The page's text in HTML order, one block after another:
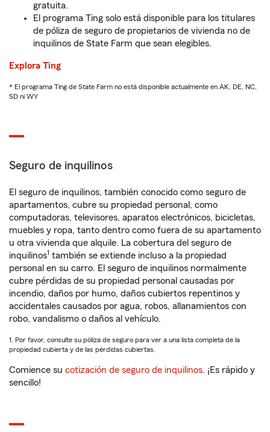
gratuita.
El programa Ting solo está disponible para los titulares
de póliza de seguro de propietarios de vivienda no de
inquilinos de State Farm que sean elegibles.
Explora Ting
* El programa Ting de State Farm no está disponible actualmente en AK, DE, NC,
SD ni WY
Seguro de inquilinos
El seguro de inquilinos, también conocido como seguro de
apartamentos, cubre su propiedad personal, como
computadoras, televisores, aparatos electrónicos, bicicletas,
muebles y ropa, tanto dentro como fuera de su apartamento
u otra vivienda que alquile. La cobertura del seguro de
inquilinos1 también se extiende incluso a la propiedad
personal en su carro. El seguro de inquilinos normalmente
cubre pérdidas de su propiedad personal causadas por
incendio, daños por humo, daños cubiertos repentinos y
accidentales causados por agua, robos, allanamientos con
robo, vandalismo o daños al vehículo.
1. Por favor, consulte su póliza de seguro para ver a una lista completa de la
propiedad cubierta y de las pérdidas cubiertas.
Comience su cotización de seguro de inquilinos. ¡Es rápido y
sencillo!